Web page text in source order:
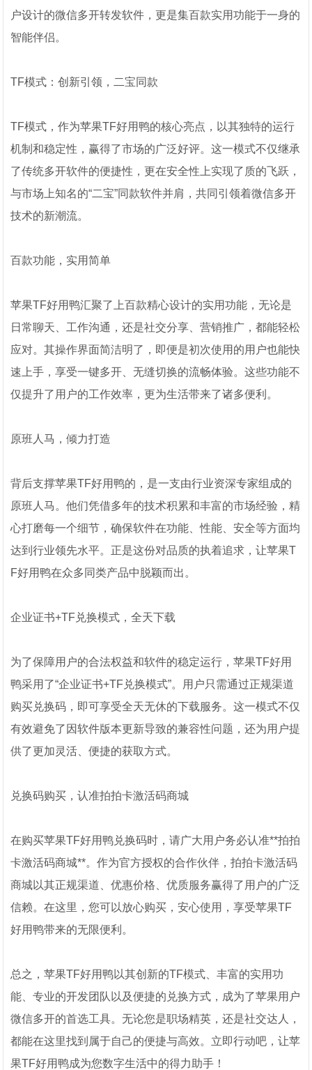
户设计的微信多开转发软件，更是集百款实用功能于一身的
智能伴侣。
TF模式：创新引领，二宝同款
TF模式，作为苹果TF好用鸭的核心亮点，以其独特的运行
机制和稳定性，赢得了市场的广泛好评。这一模式不仅继承
了传统多开软件的便捷性，更在安全性上实现了质的飞跃，
与市场上知名的“二宝”同款软件并肩，共同引领着微信多开
技术的新潮流。
百款功能，实用简单
苹果TF好用鸭汇聚了上百款精心设计的实用功能，无论是
日常聊天、工作沟通，还是社交分享、营销推广，都能轻松
应对。其操作界面简洁明了，即便是初次使用的用户也能快
速上手，享受一键多开、无缝切换的流畅体验。这些功能不
仅提升了用户的工作效率，更为生活带来了诸多便利。
原班人马，倾力打造
背后支撑苹果TF好用鸭的，是一支由行业资深专家组成的
原班人马。他们凭借多年的技术积累和丰富的市场经验，精
心打磨每一个细节，确保软件在功能、性能、安全等方面均
达到行业领先水平。正是这份对品质的执着追求，让苹果T
F好用鸭在众多同类产品中脱颖而出。
企业证书+TF兑换模式，全天下载
为了保障用户的合法权益和软件的稳定运行，苹果TF好用
鸭采用了“企业证书+TF兑换模式”。用户只需通过正规渠道
购买兑换码，即可享受全天无休的下载服务。这一模式不仅
有效避免了因软件版本更新导致的兼容性问题，还为用户提
供了更加灵活、便捷的获取方式。
兑换码购买，认准拍拍卡激活码商城
在购买苹果TF好用鸭兑换码时，请广大用户务必认准**拍拍
卡激活码商城**。作为官方授权的合作伙伴，拍拍卡激活码
商城以其正规渠道、优惠价格、优质服务赢得了用户的广泛
信赖。在这里，您可以放心购买，安心使用，享受苹果TF
好用鸭带来的无限便利。
总之，苹果TF好用鸭以其创新的TF模式、丰富的实用功
能、专业的开发团队以及便捷的兑换方式，成为了苹果用户
微信多开的首选工具。无论您是职场精英，还是社交达人，
都能在这里找到属于自己的便捷与高效。立即行动吧，让苹
果TF好用鸭成为您数字生活中的得力助手！